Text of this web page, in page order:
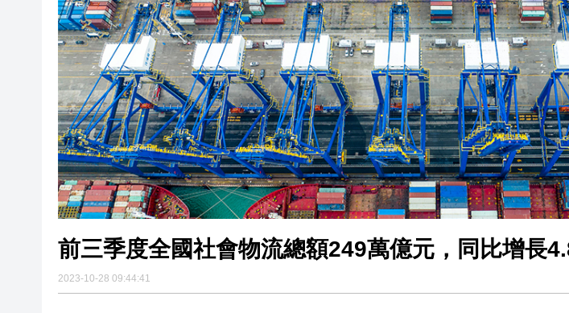
前三季度全國社會物流總額249萬億元，同比增長
2023-10-28 09:44:41